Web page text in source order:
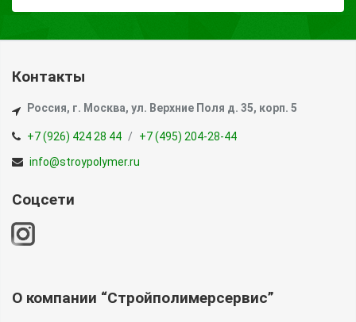
Контакты
Россия, г. Москва, ул. Верхние Поля д. 35, корп. 5
+7 (926) 424 28 44
+7 (495) 204-28-44
info@stroypolymer.ru
Соцсети
О компании “Стройполимерсервис”